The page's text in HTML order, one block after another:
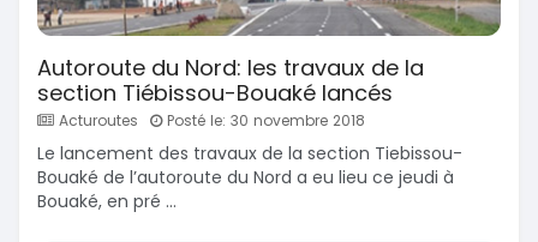
Autoroute du Nord: les travaux de la
section Tiébissou-Bouaké lancés
Acturoutes Posté le: 30 novembre 2018
Le lancement des travaux de la section Tiebissou-
Bouaké de l’autoroute du Nord a eu lieu ce jeudi à
Bouaké, en pré ...